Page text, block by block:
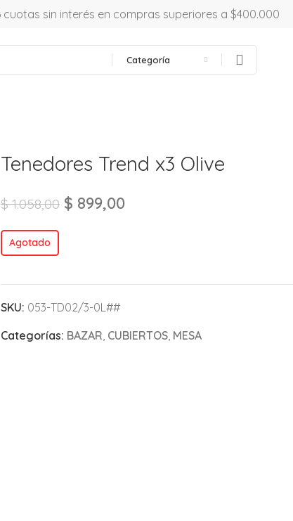
cuotas sin interés en compras superiores a $400.000
Categoría
Tenedores Trend x3 Olive
$1.058,00 $ 899,00
Agotado
SKU: 053-TD02/3-0L##
Categorías: BAZAR CUBIERTOS MESA